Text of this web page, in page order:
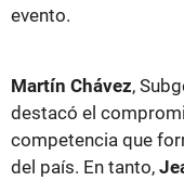
evento.
Martín Chávez,
destacó el
competencia que
del país. En tanto,